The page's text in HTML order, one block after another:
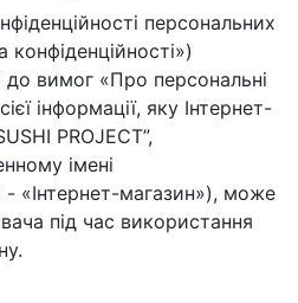
персональних
до вимог «Про персональні
інформації, яку Інтернет-
PROJECT”,
імені
- «Інтернет-магазин»), може
під час використання